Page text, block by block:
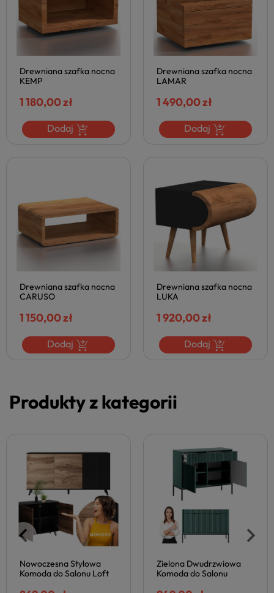
Drewniana szafka nocna
KEMP
1 180,00 zł
Dodaj
Drewniana szafka nocna
LAMAR
1 490,00 zł
Dodaj
Drewniana szafka nocna
CARUSO
1 150,00 zł
Dodaj
Drewniana szafka nocna
LUKA
1 920,00 zł
Dodaj
Produkty z kategorii
Zielona Dwudrzwiowa
Komoda do Salonu
Komoda do Salonu
Sypialni z Szufladami i
Szafką Dąb Craft Złoty
Stal Premium Czarny Mat
Nowoczesna Loft COLT
06
1 142,67 zł
Dodaj